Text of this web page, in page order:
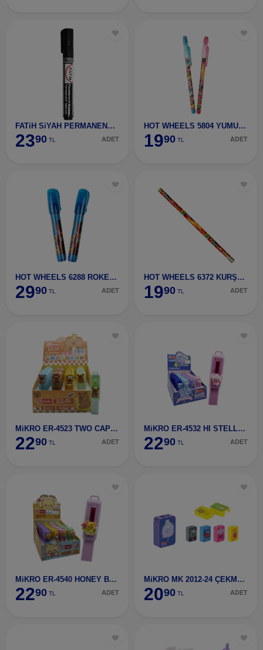
FATiH SiYAH PERMANENT KALEM YUVAR UÇ
2390 TL ADET
HOT WHEELS 5804 YUMURTLAYAN KALEM
1990 TL ADET
HOT WHEELS 6288 ROKET SiLGi
2990 TL ADET
HOT WHEELS 6372 KURŞUN KALEM
1990 TL ADET
MiKRO ER-4523 TWO CAPYBARA SiLGi
2290 TL ADET
MiKRO ER-4532 HI STELLA SiLGi
2290 TL ADET
MiKRO ER-4540 HONEY BEAR SiLGi
2290 TL ADET
MiKRO MK 2012-24 ÇEKMECELi KALEMTIRAŞ
2090 TL ADET